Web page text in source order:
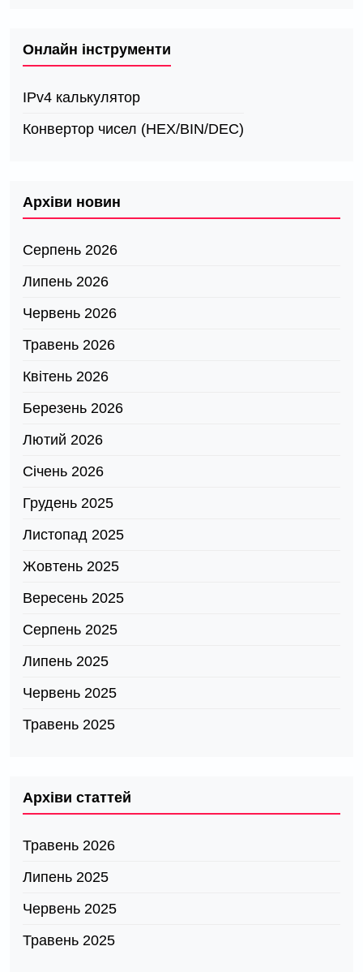
Онлайн інструменти
IPv4 калькулятор
Конвертор чисел (HEX/BIN/DEC)
Архіви новин
Серпень 2026
Липень 2026
Червень 2026
Травень 2026
Квітень 2026
Березень 2026
Лютий 2026
Січень 2026
Грудень 2025
Листопад 2025
Жовтень 2025
Вересень 2025
Серпень 2025
Липень 2025
Червень 2025
Травень 2025
Архіви статтей
Травень 2026
Липень 2025
Червень 2025
Травень 2025